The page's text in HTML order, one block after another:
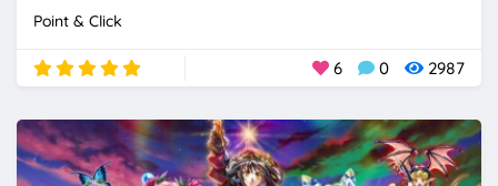
Point & Click
6 0 2987